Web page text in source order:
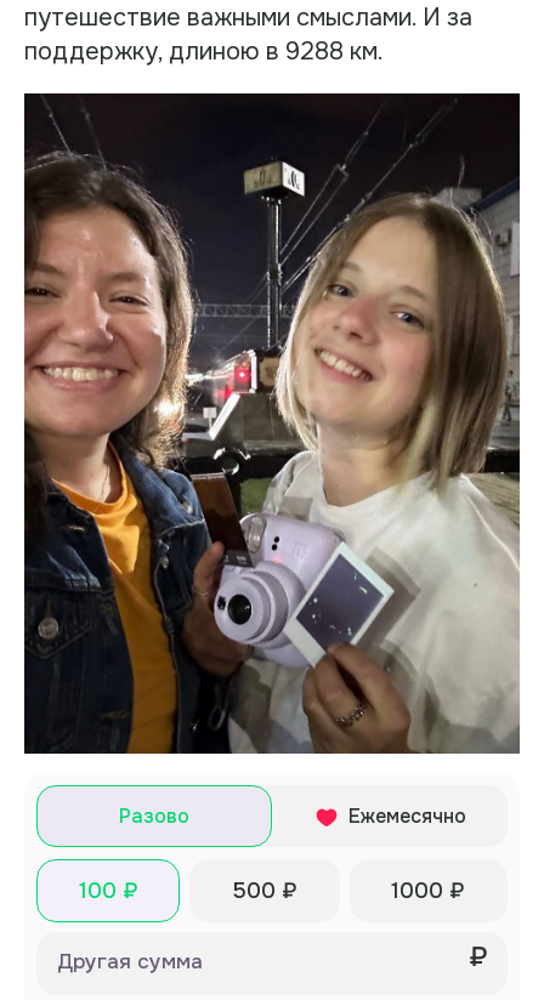
путешествие важными смыслами. И за
поддержку, длиною в 9288 км.
Разово Ежемесячно
100 ₽ 500 ₽ 1000 ₽
Другая сумма ₽